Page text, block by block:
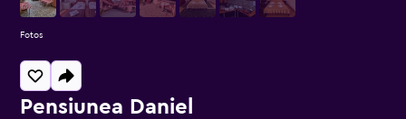
Pensiunea Daniel
Fotos